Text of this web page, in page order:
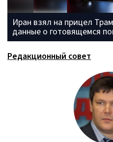
Иран взял на прицел
данные о готовящемся
Редакционный совет